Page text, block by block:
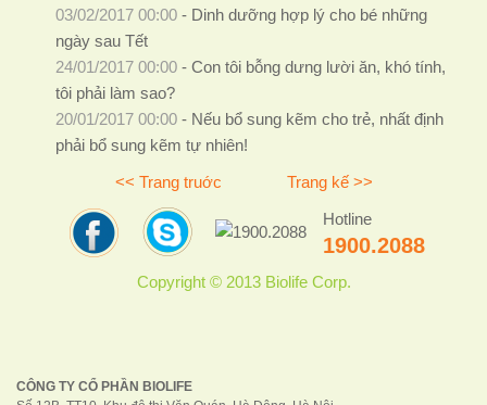
03/02/2017 00:00- Dinh dưỡng hợp lý cho bé những
ngày sau Tết
24/01/2017 00:00- Con tôi bỗng dưng lười ăn, khó tính,
tôi phải làm sao?
20/01/2017 00:00- Nếu bổ sung kẽm cho trẻ, nhất định
phải bổ sung kẽm tự nhiên!
<< Trang truớc Trang kế >>
Hotline
1900.2088
Copyright © 2013 Biolife Corp.
CÔNG TY CỔ PHẦN BIOLIFE